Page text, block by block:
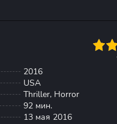
2016
USA
Thriller, Horror
92 мин.
13 мая 2016